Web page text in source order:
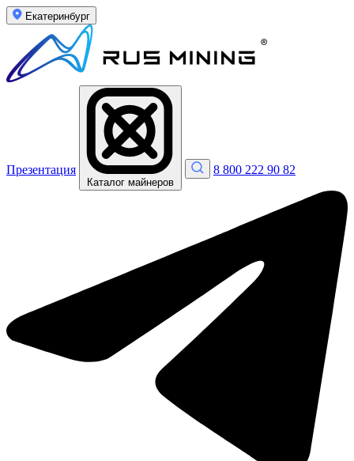
Екатеринбург
Презентация
Каталог майнеров
8 800 222 90 82